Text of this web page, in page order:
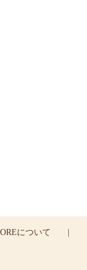
について